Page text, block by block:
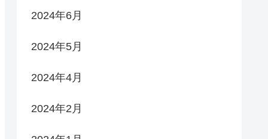
2024年6月
2024年5月
2024年4月
2024年2月